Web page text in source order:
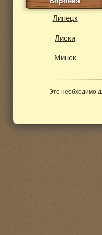
Липецк
Лиски
Минск
Это необходимо